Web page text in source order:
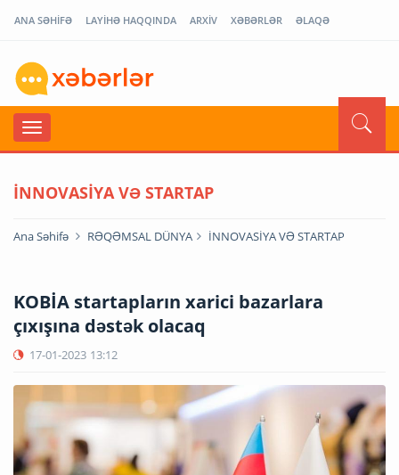
ANA SƏHİFƏ LAYİHƏ HAQQINDA ARXİV XƏBƏRLƏR ƏLAQƏ
İNNOVASİYA VƏ STARTAP
Ana Səhifə RƏQƏMSAL DÜNYA İNNOVASİYA VƏ STARTAP
KOBİA startapların xarici bazarlara
çıxışına dəstək olacaq
17-01-2023 13:12